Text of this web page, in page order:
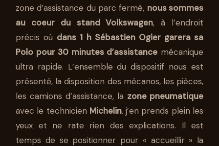
zone d’assistance du parc fermé, nous sommes
au coeur du stand Volkswagen, à l’endroit
précis où dans 1 h Sébastien Ogier garera sa
Polo pour 30 minutes d’assistance mécanique
ultra rapide. L’ensemble du dispositif nous est
présenté, la disposition des mécanos, les pièces,
les camions d’assistance, la zone pneumatique
avec le technicien Michelin. j’en prends plein les
yeux et ne rate rien des explications. Il est
temps de se positionner pour « accueillir » la